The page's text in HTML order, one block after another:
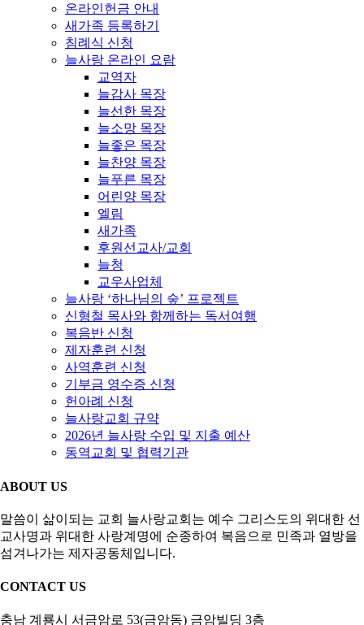
온라인헌금 안내
새가족 등록하기
침례식 신청
늘사랑 온라인 요람
교역자
늘감사 목장
늘선한 목장
늘소망 목장
늘좋은 목장
늘찬양 목장
늘푸른 목장
어린양 목장
엘림
새가족
후원선교사/교회
늘청
교우사업체
늘사랑 ‘하나님의 숲’ 프로젝트
신형철 목사와 함께하는 독서여행
복음반 신청
제자훈련 신청
사역훈련 신청
기부금 영수증 신청
헌아례 신청
늘사랑교회 규약
2026년 늘사랑 수입 및 지출 예산
동역교회 및 협력기관
ABOUT US
말씀이 삶이되는 교회 늘사랑교회는 예수 그리스도의 위대한 선
교사명과 위대한 사랑계명에 순종하여 복음으로 민족과 열방을
섬겨나가는 제자공동체입니다.
CONTACT US
충남 계룡시 서금암로 53(금암동) 금암빌딩 3층